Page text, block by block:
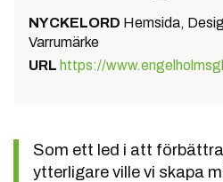
NYCKELORD Hemsida,
Varrumärke
URL https://
Som ett led i att
ytterligare ville vi skapa